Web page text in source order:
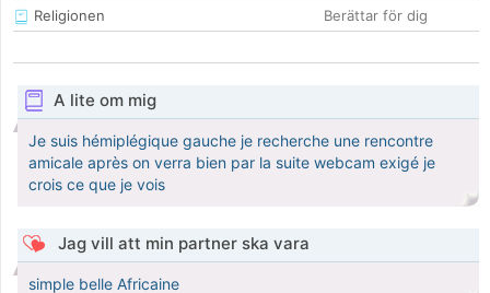
Religionen
Berättar för dig
A lite om mig
Je suis hémiplégique gauche je recherche une rencontre
amicale après on verra bien par la suite webcam exigé je
crois ce que je vois
Jag vill att min partner ska vara
simple belle Africaine